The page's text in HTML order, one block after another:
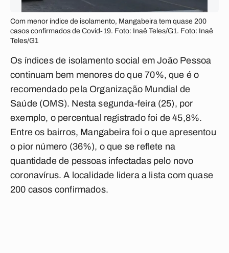
Com menor índice de isolamento, Mangabeira tem quase 200
casos confirmados de Covid-19. Foto: Inaê Teles/G1. Foto: Inaê
Teles/G1
Os índices de isolamento social em João Pessoa
continuam bem menores do que 70%, que é o
recomendado pela Organização Mundial de
Saúde (OMS). Nesta segunda-feira (25), por
exemplo, o percentual registrado foi de 45,8%.
Entre os bairros, Mangabeira foi o que apresentou
o pior número (36%), o que se reflete na
quantidade de pessoas infectadas pelo novo
coronavírus. A localidade lidera a lista com quase
200 casos confirmados.